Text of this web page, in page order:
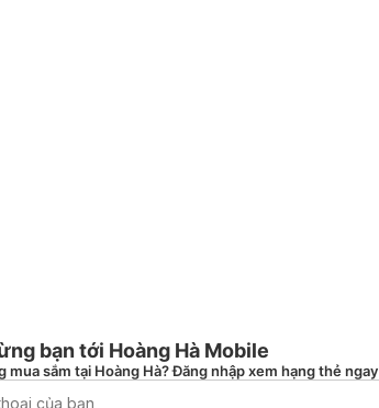
bạn tới Hoàng Hà Mobile
mua sắm tại Hoàng Hà? Đăng nhập xem hạng thẻ ngay